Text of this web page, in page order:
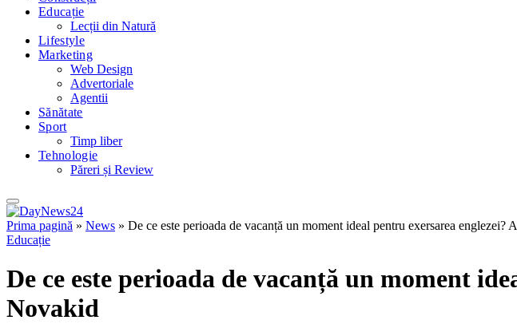
Educație
Lecții din Natură
Lifestyle
Marketing
Web Design
Advertoriale
Agentii
Sănătate
Sport
Timp liber
Tehnologie
Păreri și Review
Prima pagină » News » De ce este perioada de vacanță un moment ideal pentru exersarea englezei?
Educație
De ce este perioada de vacanță un moment
Novakid